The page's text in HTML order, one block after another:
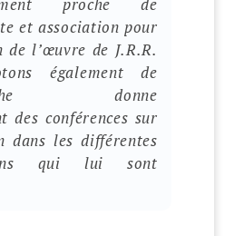
et association pour
l’œuvre de J.R.R.
également de
donne
des conférences sur
dans les différentes
qui lui sont